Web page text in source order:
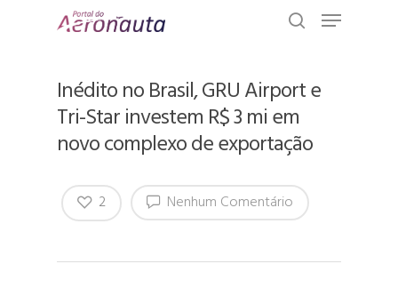
Inédito no Brasil, GRU Airport e
Tri-Star investem R$ 3 mi em
novo complexo de exportação
Nenhum Comentário
2